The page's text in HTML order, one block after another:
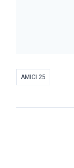
AMICI 25